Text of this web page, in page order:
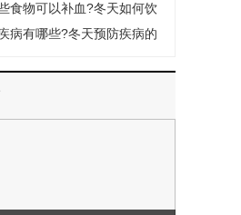
?
食物可以补血?冬天如何饮
病有哪些?冬天预防疾病的